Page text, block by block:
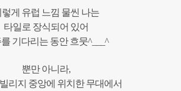
렇게 유럽 느낌 물씬 나는
타일로 장식되어 있어
기다리는 동안 흐뭇^___^
뿐만 아니라,
리지 중앙에 위치한 무대에서